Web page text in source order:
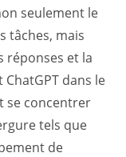
seulement le
tâches, mais
réponses et la
dans le
se concentrer
tels que
de